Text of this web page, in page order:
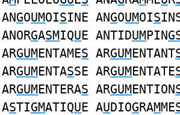
ANGOUMOISINE ANGOUMOIS
ANORGASMIQUE ANTIDUMPIN
ARGUMENTAMES ARGUMENTANT
ARGUMENTASSE ARGUMENTATE
ARGUMENTERAS ARGUMENTION
ASTIGMATIQUE AUDIOGRAMME